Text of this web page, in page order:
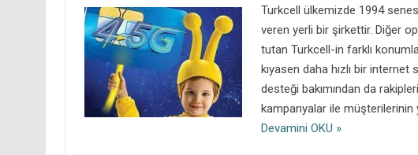
Turkcell ülkemizde 1994
veren yerli bir şirkettir. Diğer
tutan Turkcell-in farklı
kıyasen daha hızlı bir
desteği bakımından da
kampanyalar ile
Devamini OKU »